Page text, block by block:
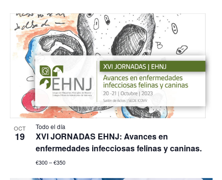
OCT
19
Todo el día
XVI JORNADAS EHNJ: Avances en
enfermedades infecciosas felinas y caninas.
€300 – €350